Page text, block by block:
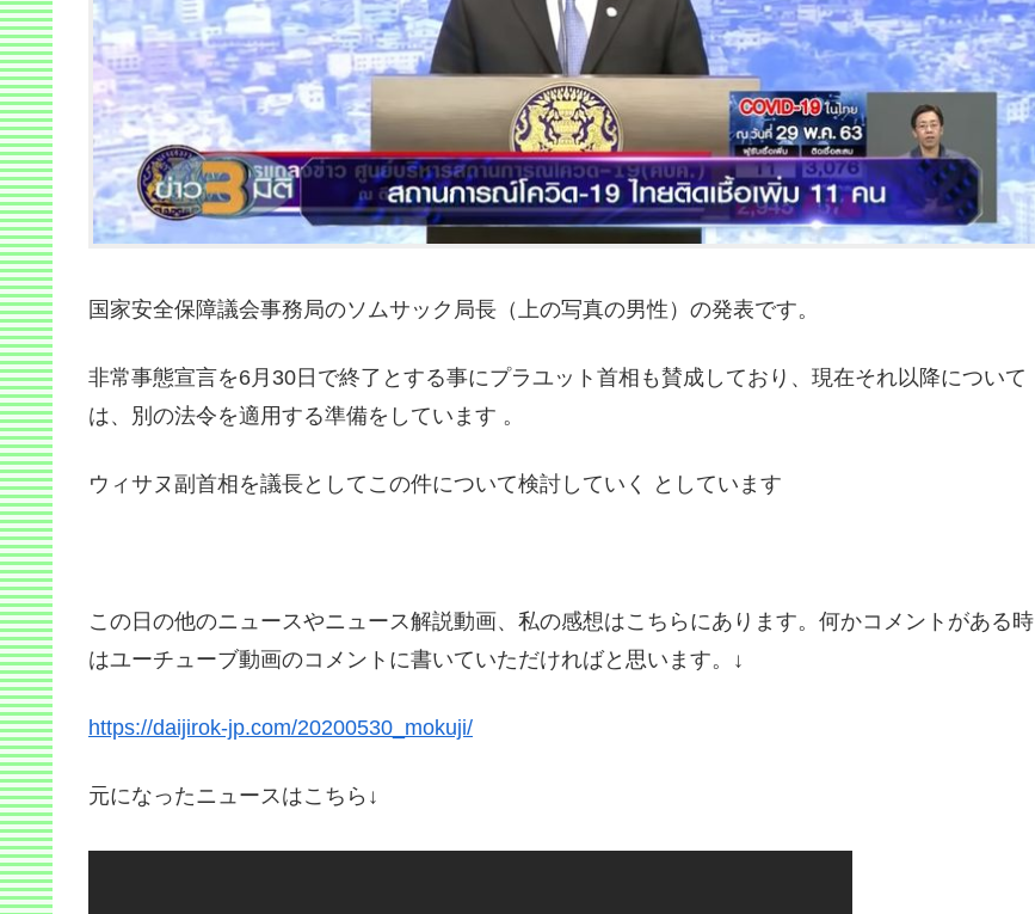
国家安全保障議会事務局のソムサック局長（上の写真の男性）の発表です。
非常事態宣言を6月30日で終了とする事にプラユット首相も賛成しており、現在それ以降について
は、別の法令を適用する準備をしています 。
ウィサヌ副首相を議長としてこの件について検討していく としています
この日の他のニュースやニュース解説動画、私の感想はこちらにあります。何かコメントがある時
はユーチューブ動画のコメントに書いていただければと思います。↓
https://daijirok-jp.com/20200530_mokuji/
元になったニュースはこちら↓